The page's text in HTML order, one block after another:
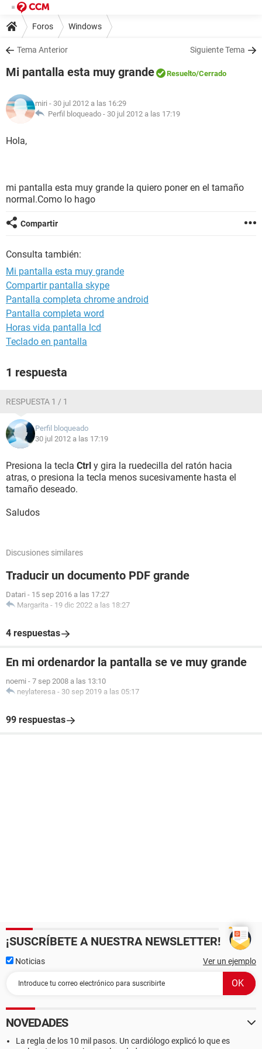
Foros Windows
Tema Anterior Siguiente Tema
Mi pantalla esta muy grande Resuelto/Cerrado
miri - 30 jul 2012 a las 16:29
Perfil bloqueado - 30 jul 2012 a las 17:19
Hola,
mi pantalla esta muy grande la quiero poner en el tamaño
normal.Como lo hago
Compartir
Consulta también:
Mi pantalla esta muy grande
Compartir pantalla skype
Pantalla completa chrome android
Pantalla completa word
Horas vida pantalla lcd
Teclado en pantalla
1 respuesta
RESPUESTA 1 / 1
Perfil bloqueado
30 jul 2012 a las 17:19
Presiona la tecla Ctrl y gira la ruedecilla del ratón hacia
atras, o presiona la tecla menos sucesivamente hasta el
tamaño deseado.
Saludos
Discusiones similares
Traducir un documento PDF grande
Datari - 15 sep 2016 a las 17:27
Margarita - 19 dic 2022 a las 18:27
4 respuestas
En mi ordenardor la pantalla se ve muy grande
noemi - 7 sep 2008 a las 13:10
neylateresa - 30 sep 2019 a las 05:17
99 respuestas
¡SUSCRÍBETE A NUESTRA NEWSLETTER!
Noticias Ver un ejemplo
NOVEDADES
La regla de los 10 mil pasos. Un cardiólogo explicó lo que es